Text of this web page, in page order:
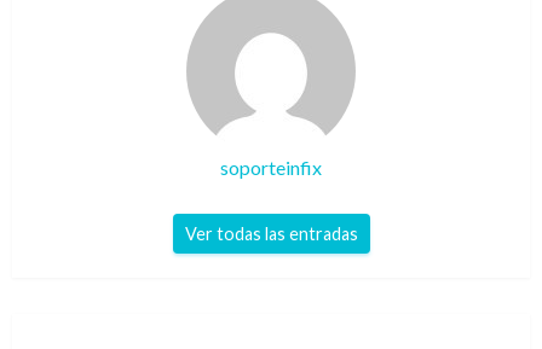
soporteinfix
Ver todas las entradas